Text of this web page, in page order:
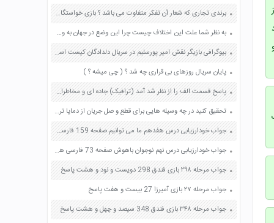
برندی تجاری که شعار آن تفکر متفاوت می باشد ؟ بازی خواستگاری جواب پاسخ
به نظر شما علت این اختلاف چیست چرا این وضع در جهان به وجود آمده است صفحه 119 پیام های آسمان نهم
بیوگرافی بازیگر نقش امیر پورسلیم در سریال دلدادگان کیست اسم اصلی واقعی
پایان سریال روزهای بی قراری چه شد ؟ ( چی میشه ؟ )
پاسخ قسمت الف را از نظر شد آمد (ترافیک) جاده ای و مخاطرات آن و همچنین مسال زیست محیطی در گروه خود به بحث بگذارید و نتیجه را به کلاس اراه کنید صفحه 75 علوم هفتم
تحقیق کنید در چه وسیله هایی برای قطع و صل جریان از دماپا ترموستات استفاده می شود صفحه 143 آزمایشگاه علوم تجربی دهم
جواب خودارزیابی درس هفدهم ما می توانیم صفحه 159 فارسی هفتم
جواب خودارزیابی درس نهم نوجوان باهوش صفحه 73 فارسی هشتم
جواب مرحله ۲۹۸ بازی فندق 298 دویست و نود و هشت پاسخ
جواب مرحله ۲۷ بازی آمیرزا 27 بیست و هفت پاسخ
جواب مرحله ۳۴۸ بازی فندق 348 سیصد و چهل و هشت پاسخ